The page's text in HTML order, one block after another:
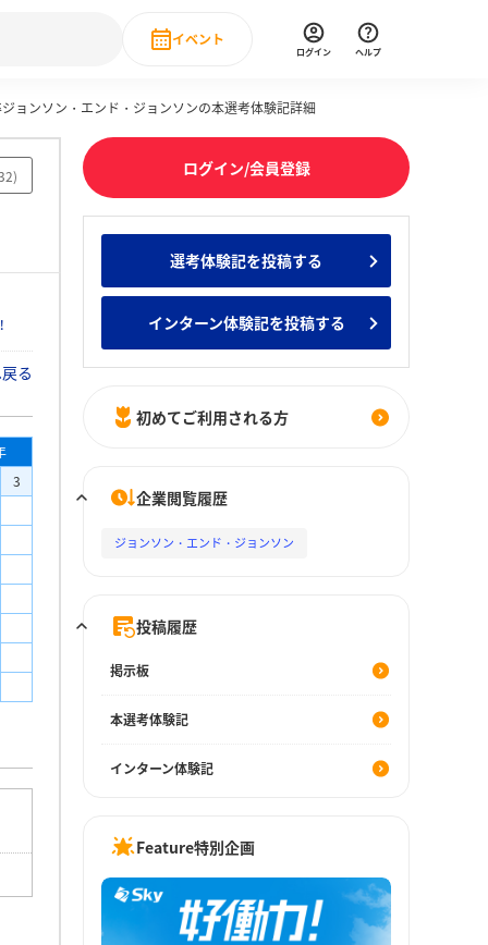
新卒就職人気企業ランキング みんなのインターン人気企業ランキ
・DX現場社員インタビュー
イベント
Event
直近のイベント一覧
ログイン ヘルプ
ョンソン・エンド・ジョンソンの本選考体験記詳細
)
る
3
ログイン/会員登録
選考体験記を投稿する
インターン体験記を投稿する
初めてご利用される方
企業閲覧履歴
ジョンソン・エンド・ジョンソン
投稿履歴
掲示板
本選考体験記
インターン体験記
Feature特別企画